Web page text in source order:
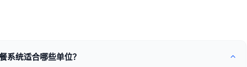
系统适合哪些单位？